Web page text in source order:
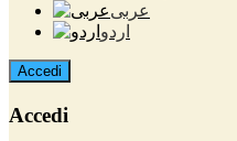
عربى
اردو
Accedi
Accedi